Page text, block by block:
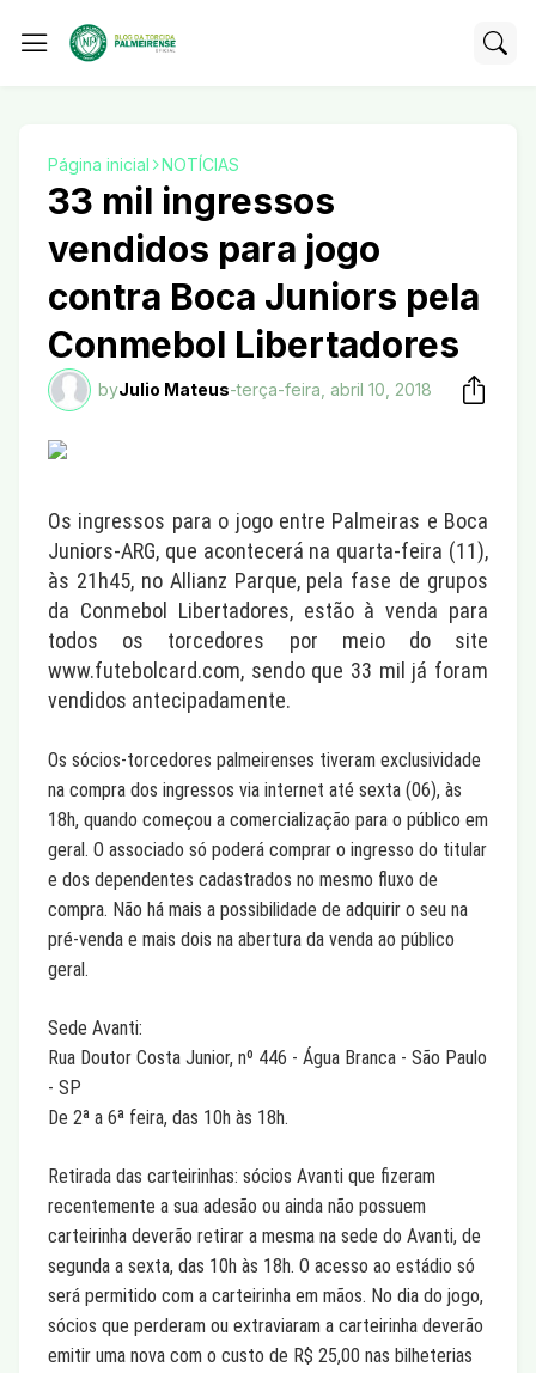
Página inicial NOTÍCIAS
33 mil ingressos
vendidos para jogo
contra Boca Juniors pela
Conmebol Libertadores
byJulio Mateus-terça-feira, abril 10, 2018
Os ingressos para o jogo entre Palmeiras e Boca
Juniors-ARG, que acontecerá na quarta-feira (11),
às 21h45, no Allianz Parque, pela fase de grupos
da Conmebol Libertadores, estão à venda para
todos os torcedores por meio do site
www.futebolcard.com, sendo que 33 mil já foram
vendidos antecipadamente.
Os sócios-torcedores palmeirenses tiveram exclusividade
na compra dos ingressos via internet até sexta (06), às
18h, quando começou a comercialização para o público em
geral. O associado só poderá comprar o ingresso do titular
e dos dependentes cadastrados no mesmo fluxo de
compra. Não há mais a possibilidade de adquirir o seu na
pré-venda e mais dois na abertura da venda ao público
geral.
Sede Avanti:
Rua Doutor Costa Junior, nº 446 - Água Branca - São Paulo
- SP
De 2ª a 6ª feira, das 10h às 18h.
Retirada das carteirinhas: sócios Avanti que fizeram
recentemente a sua adesão ou ainda não possuem
carteirinha deverão retirar a mesma na sede do Avanti, de
segunda a sexta, das 10h às 18h. O acesso ao estádio só
será permitido com a carteirinha em mãos. No dia do jogo,
sócios que perderam ou extraviaram a carteirinha deverão
emitir uma nova com o custo de R$ 25,00 nas bilheterias